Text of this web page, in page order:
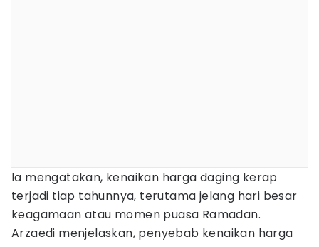
Ia mengatakan, kenaikan harga daging kerap
terjadi tiap tahunnya, terutama jelang hari besar
keagamaan atau momen puasa Ramadan.
Arzaedi menjelaskan, penyebab kenaikan harga